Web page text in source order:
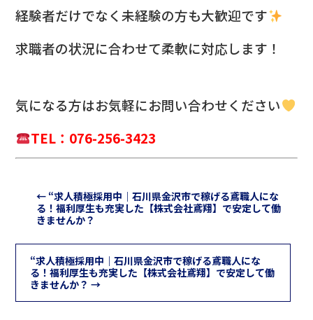
経験者だけでなく未経験の方も大歓迎です
求職者の状況に合わせて柔軟に対応します！
気になる方はお気軽にお問い合わせください
TEL：076-256-3423
← “求人積極採用中｜石川県金沢市で稼げる鳶職人にな
る！福利厚生も充実した【株式会社鳶翔】で安定して働
きませんか？
“求人積極採用中｜石川県金沢市で稼げる鳶職人にな
る！福利厚生も充実した【株式会社鳶翔】で安定して働
きませんか？→